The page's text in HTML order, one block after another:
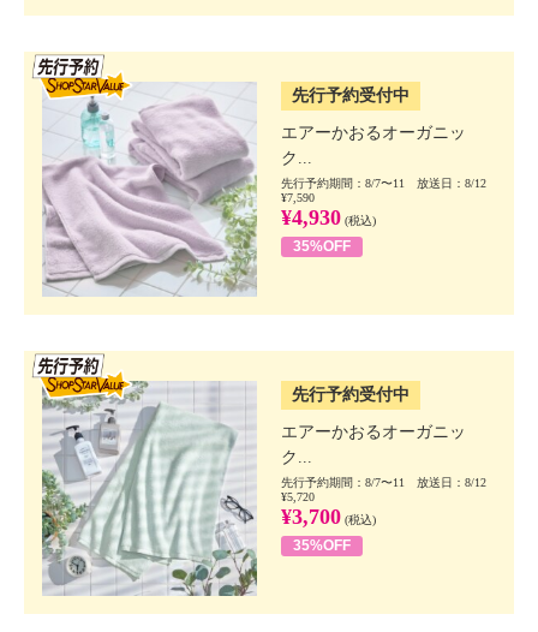
先行予約受付中
エアーかおるオーガニッ
ク...
先行予約期間：8/7〜11 放送日：8/12
¥7,590
¥4,930 (税込)
35%OFF
先行予約受付中
エアーかおるオーガニッ
ク...
先行予約期間：8/7〜11 放送日：8/12
¥5,720
¥3,700 (税込)
35%OFF